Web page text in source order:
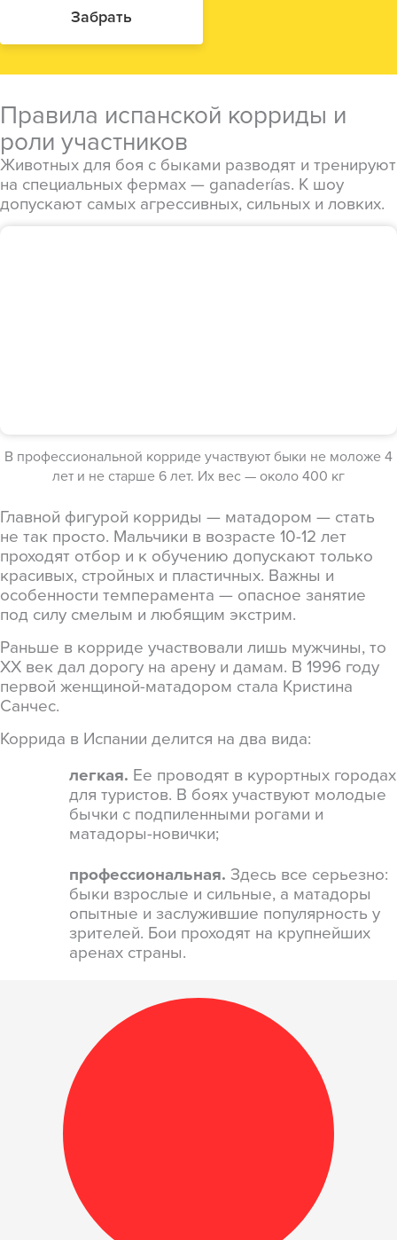
Забрать
Правила испанской корриды и
роли участников
Животных для боя с быками разводят и тренируют
на специальных фермах — ganaderías. К шоу
допускают самых агрессивных, сильных и ловких.
В профессиональной корриде участвуют быки не моложе 4
лет и не старше 6 лет. Их вес — около 400 кг
Главной фигурой корриды — матадором — стать
не так просто. Мальчики в возрасте 10-12 лет
проходят отбор и к обучению допускают только
красивых, стройных и пластичных. Важны и
особенности темперамента — опасное занятие
под силу смелым и любящим экстрим.
Раньше в корриде участвовали лишь мужчины, то
XX век дал дорогу на арену и дамам. В 1996 году
первой женщиной-матадором стала Кристина
Санчес.
Коррида в Испании делится на два вида:
легкая. Ее проводят в курортных городах
для туристов. В боях участвуют молодые
бычки с подпиленными рогами и
матадоры-новички;
профессиональная. Здесь все серьезно:
быки взрослые и сильные, а матадоры
опытные и заслужившие популярность у
зрителей. Бои проходят на крупнейших
аренах страны.